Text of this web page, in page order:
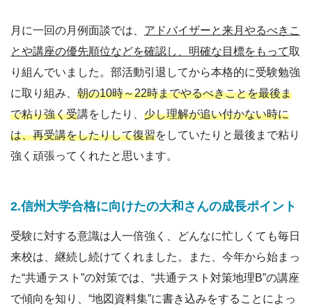
月に一回の月例面談では、 アドバイザーと来月やるべきこ
とや講座の優先順位などを確認し、明確な目標をもって取
り組んでいました。部活動引退してから本格的に受験勉強
に取り組み、 朝の10時～22時までやるべきことを最後ま
で粘り強く受講をしたり、 少し理解が追い付かない時に
は、再受講をしたりして復習をしていたりと最後まで粘り
強く頑張ってくれたと思います。
2.信州大学合格に向けたの大和さんの成長ポイント
受験に対する意識は人一倍強く、どんなに忙しくても毎日
来校は、継続し続けてくれました。また、今年から始まっ
た“共通テスト”の対策では、“共通テスト対策地理B”の講座
で傾向を知り、“地図資料集”に書き込みをすることによっ